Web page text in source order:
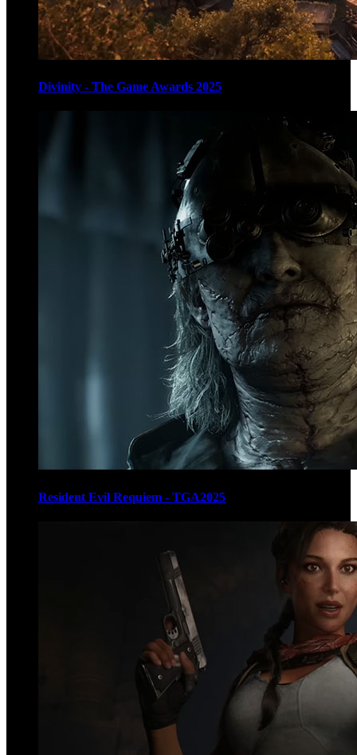
Divinity - The Game Awards 2025
Resident Evil Requiem - TGA2025